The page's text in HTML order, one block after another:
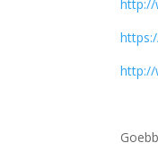
http://